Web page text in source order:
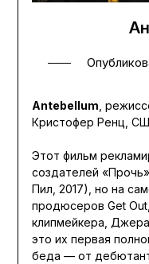
Antebellum ,
Кристофер Ренц,
Этот фильм
создателей
Пил, 2017), но на
продюсеров Get
клипмейкера,
это их первая
беда — от